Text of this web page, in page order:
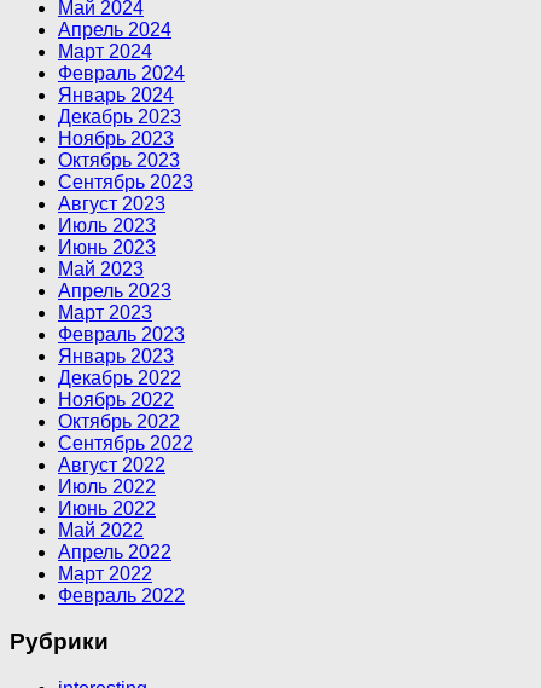
Май 2024
Апрель 2024
Март 2024
Февраль 2024
Январь 2024
Декабрь 2023
Ноябрь 2023
Октябрь 2023
Сентябрь 2023
Август 2023
Июль 2023
Июнь 2023
Май 2023
Апрель 2023
Март 2023
Февраль 2023
Январь 2023
Декабрь 2022
Ноябрь 2022
Октябрь 2022
Сентябрь 2022
Август 2022
Июль 2022
Июнь 2022
Май 2022
Апрель 2022
Март 2022
Февраль 2022
Рубрики